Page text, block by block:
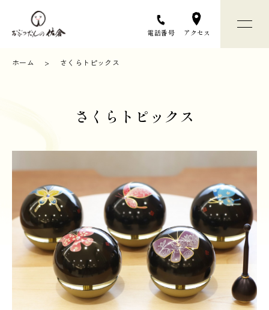
電話番号 アクセス
お仏壇選びについて
店舗と会社のご案内
お問い合わせ
おぶつだんの佐倉が運営するオンラインストア「佐倉幸保商
ホーム さくらトピックス
さくらトピックス